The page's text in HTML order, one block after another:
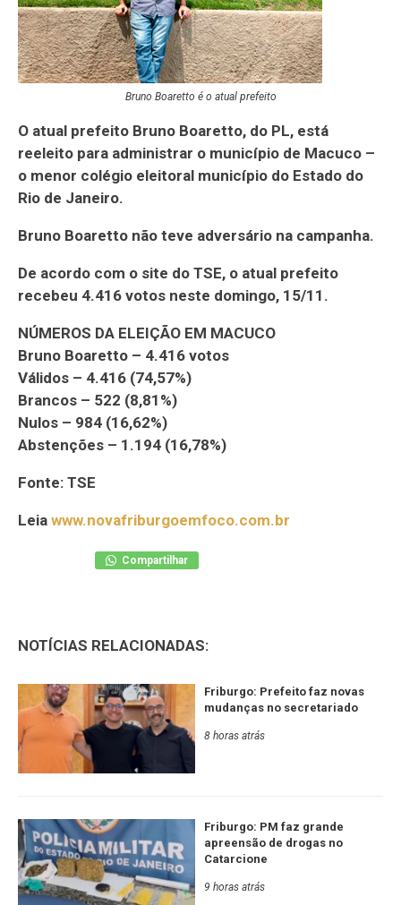
Bruno Boaretto é o atual prefeito
O atual prefeito Bruno Boaretto, do PL, está
reeleito para administrar o município de Macuco –
o menor colégio eleitoral município do Estado do
Rio de Janeiro.
Bruno Boaretto não teve adversário na campanha.
De acordo com o site do TSE, o atual prefeito
recebeu 4.416 votos neste domingo, 15/11.
NÚMEROS DA ELEIÇÃO EM MACUCO
Bruno Boaretto – 4.416 votos
Válidos – 4.416 (74,57%)
Brancos – 522 (8,81%)
Nulos – 984 (16,62%)
Abstenções – 1.194 (16,78%)
Fonte: TSE
Leia www.novafriburgoemfoco.com.br
Compartilhar
NOTÍCIAS RELACIONADAS:
Friburgo: Prefeito faz novas
mudanças no secretariado
8 horas atrás
Friburgo: PM faz grande
apreensão de drogas no
Catarcione
9 horas atrás